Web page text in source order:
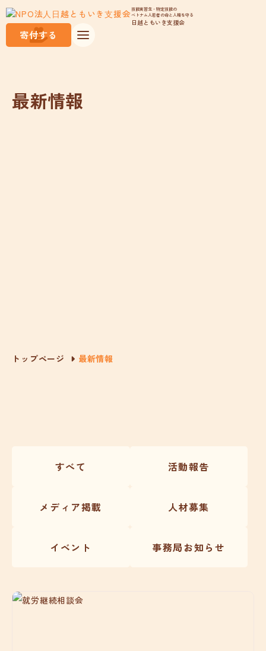
技能実習生・特定技能の
ベトナム人若者の命と人権を守る
日越ともいき支援会
寄付する
最新情報
トップページ 最新情報
すべて 活動報告
メディア掲載 人材募集
イベント 事務局お知らせ